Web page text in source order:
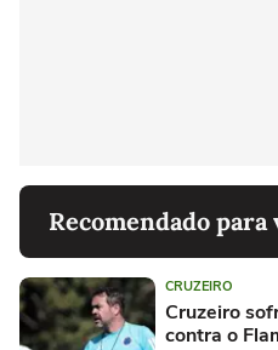
Recomendado para
CRUZEIRO
Cruzeiro
contra o